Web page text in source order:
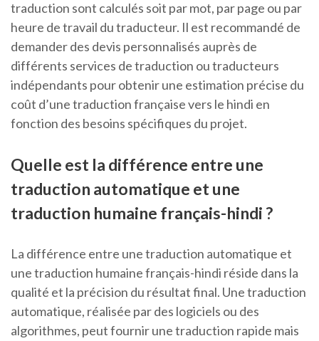
traduction sont calculés soit par mot, par page ou par
heure de travail du traducteur. Il est recommandé de
demander des devis personnalisés auprès de
différents services de traduction ou traducteurs
indépendants pour obtenir une estimation précise du
coût d’une traduction française vers le hindi en
fonction des besoins spécifiques du projet.
Quelle est la différence entre une
traduction automatique et une
traduction humaine français-hindi ?
La différence entre une traduction automatique et
une traduction humaine français-hindi réside dans la
qualité et la précision du résultat final. Une traduction
automatique, réalisée par des logiciels ou des
algorithmes, peut fournir une traduction rapide mais